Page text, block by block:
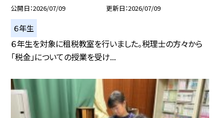
公開日 2026/07/09 更新日 2026/07/09
６年生
６年生を対象に租税教室を行いました。税理士の方々から
「税金」についての授業を受け...